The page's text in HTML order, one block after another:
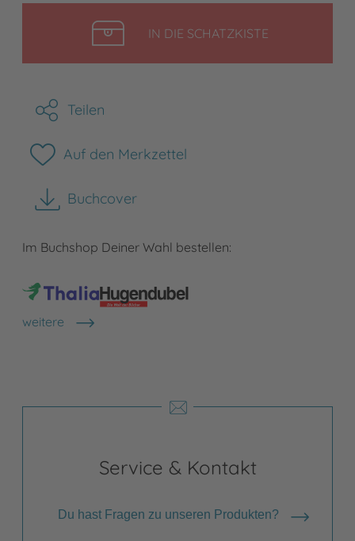
IN DIE SCHATZKISTELEGEN
Teilen
Auf den Merkzettel
Buchcover
herunterladen
Im Buchshop Deiner Wahl bestellen:
weitere
Shops anzeigen
Service & Kontakt
Du hast Fragen zu unseren Produkten?